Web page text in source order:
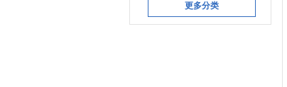
更多分类